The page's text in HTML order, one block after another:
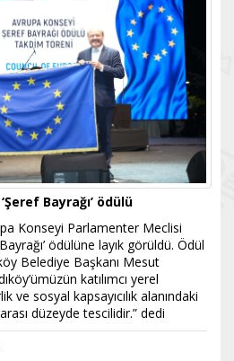
Bayrağı’ ödülü
Konseyi Parlamenter Meclisi
ödülüne layık görüldü. Ödül
Belediye Başkanı Mesut
katılımcı yerel
ve sosyal kapsayıcılık alanındaki
düzeyde tescilidir.” dedi